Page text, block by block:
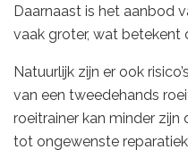
Daarnaast is het aanbod
vaak groter, wat betekent
Natuurlijk zijn er ook
van een tweedehands
roeitrainer kan minder
tot ongewenste